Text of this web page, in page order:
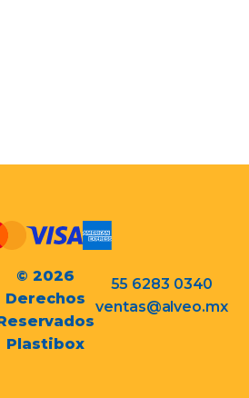
© 2026
Derechos
Plastibox
55 6283 0340
ventas@alveo.mx